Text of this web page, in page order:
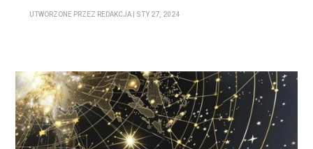
UTWORZONE PRZEZ REDAKCJA STY 27, 2024